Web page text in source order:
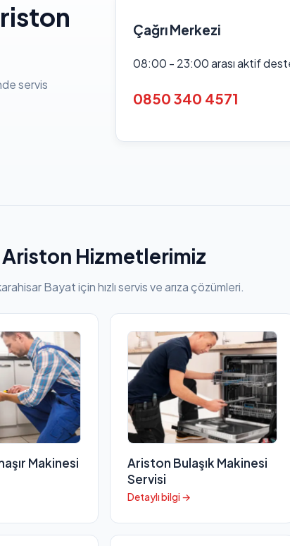
servis
Çağrı Merkezi
08:00 - 23:00 arası aktif
0850 340 4571
Ariston Hizmetlerimiz
Bayat için hızlı servis ve arıza çözümleri.
Makinesi
Ariston Bulaşık Makinesi
Servisi
Detaylı bilgi →